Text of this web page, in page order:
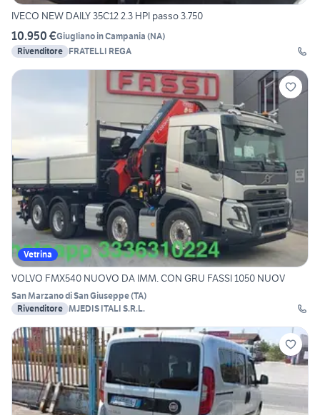
IVECO NEW DAILY 35C12 2.3 HPI passo 3.750
10.950 €Giugliano in Campania (NA)
Rivenditore FRATELLI REGA
Vetrina
VOLVO FMX540 NUOVO DA IMM. CON GRU FASSI 1050 NUOV
San Marzano di San Giuseppe(TA)
Rivenditore MJEDIS ITALI S.R.L.